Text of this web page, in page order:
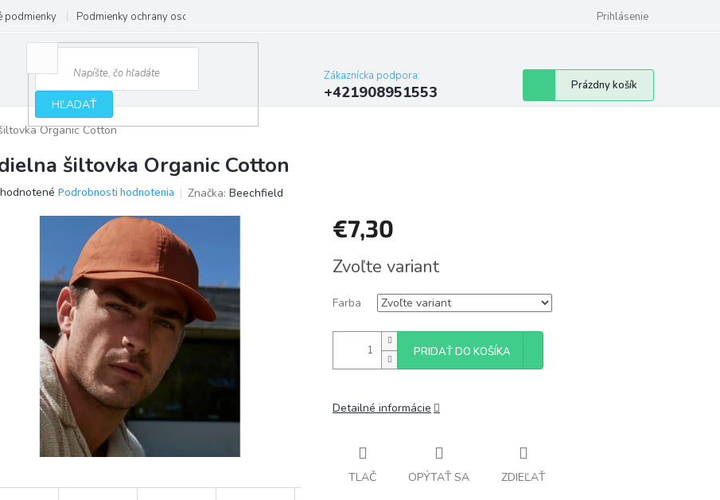
podmienky Podmienky ochrany osobných údajov Prihlásenie
HĽADAŤ
Zákaznícka podpora:
+421908951553
Nákupný
košík
Prázdny košík
Organic Cotton
šiltovka Organic Cotton
Podrobnosti hodnotenia Značka: Beechfield
€7,30
cena:
Zvoľte variant
Farba
PRIDAŤ DO KOŠÍKA
Detailné informácie
TLAČ OPÝTAŤ SA ZDIEĽAŤ